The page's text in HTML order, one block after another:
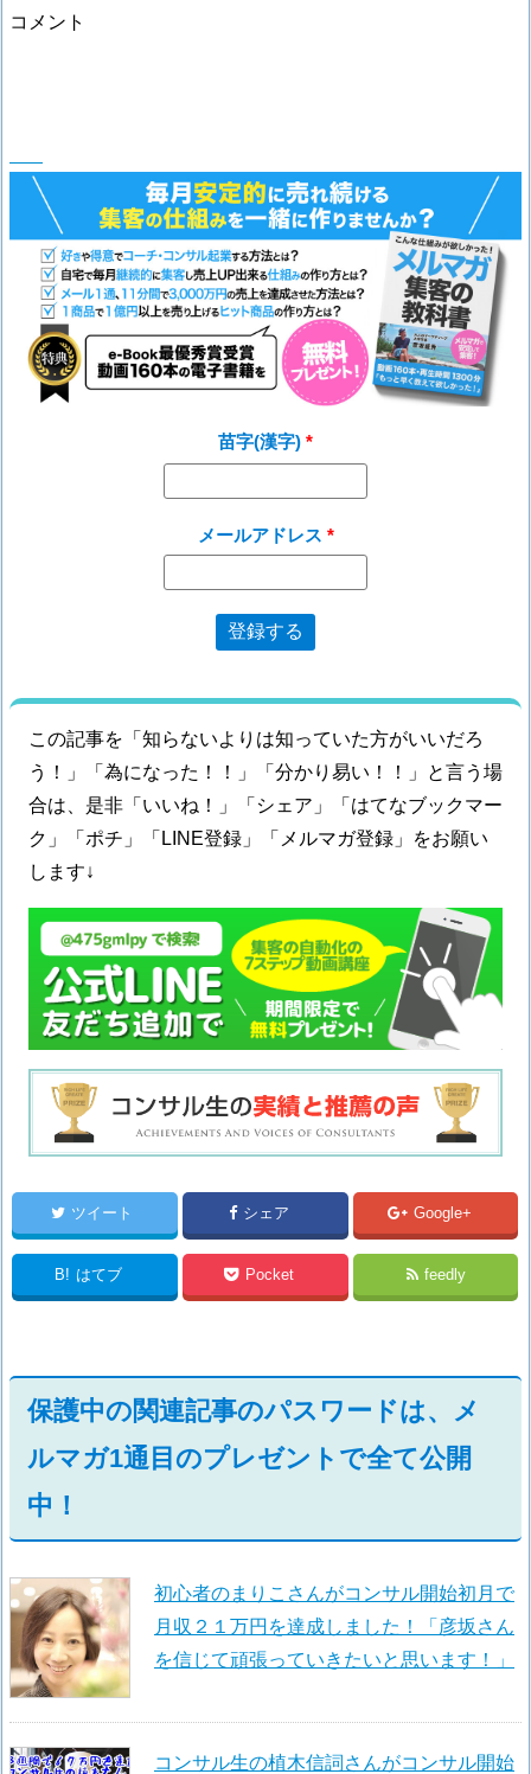
コメント
苗字(漢字)
メールアドレス
この記事を「知らないよりは知っていた方がいいだろ
う！」「為になった！！」「分かり易い！！」と言う場
合は、是非「いいね！」「シェア」「はてなブックマー
ク」「ポチ」「LINE登録」「メルマガ登録」をお願い
します↓
ツイート シェア Google+
B! はてブ Pocket feedly
保護中の関連記事のパスワードは、メ
ルマガ1通目のプレゼントで全て公開
中！
初心者のまりこさんがコンサル開始初月で
月収２１万円を達成しました！「彦坂さん
を信じて頑張っていきたいと思います！」
コンサル生の植木信詞さんがコンサル開始